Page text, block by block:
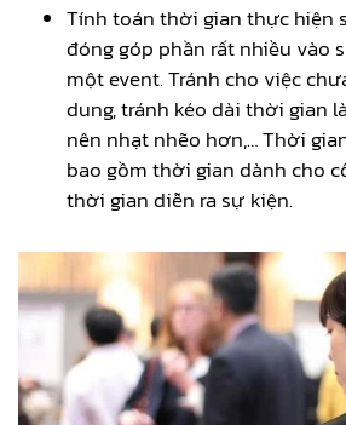
Tính toán thời gian thực hiện
đóng góp phần rất nhiều vào
một event. Tránh cho việc
dung, tránh kéo dài thời gian
nên nhạt nhẽo hơn,… Thời
bao gồm thời gian dành cho
thời gian diễn ra sự kiện.